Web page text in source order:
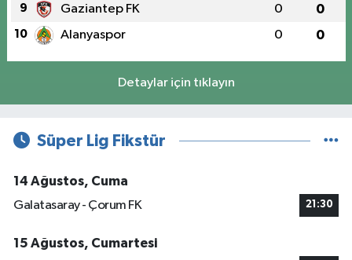
9 Gaziantep FK 0 0
10 Alanyaspor 0 0
Detaylar için tıklayın
Süper Lig Fikstür
14 Ağustos, Cuma
Galatasaray - Çorum FK
21:30
15 Ağustos, Cumartesi